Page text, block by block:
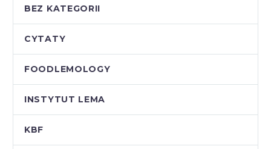
BEZ KATEGORII
CYTATY
FOODLEMOLOGY
INSTYTUT LEMA
KBF